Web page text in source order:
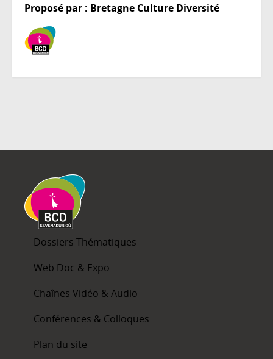
Proposé par : Bretagne Culture Diversité
Dossiers Thématiques
Web Doc & Expo
Chaînes Vidéo & Audio
Conférences & Colloques
Plan du site